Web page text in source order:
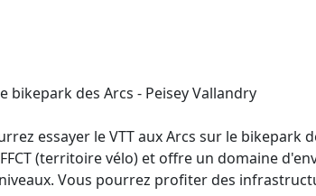
bikepark des Arcs - Peisey Vallandry
essayer le VTT aux Arcs sur le bikepark
(territoire vélo) et offre un domaine
Vous pourrez profiter des